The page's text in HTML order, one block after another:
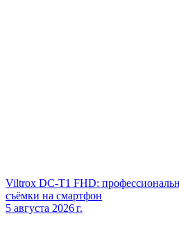
Viltrox DC‑T1 FHD:
съёмки на смартфон
5 августа 2026 г.